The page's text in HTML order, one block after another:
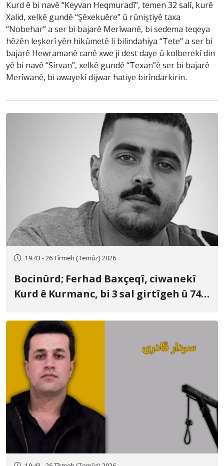
Kurd ê bi navê “Keyvan Heqmuradî”, temen 32 salî, kurê
Xalid, xelkê gundê “Şêxekuêre” û rûniştiyê taxa
“Nobehar” a ser bi bajarê Merîwanê, bi sedema teqeya
hêzên leşkerî yên hikûmetê li bilindahiya “Tete” a ser bi
bajarê Hewramanê canê xwe ji dest daye û kolberekî din
yê bi navê “Sîrvan”, xelkê gundê “Texan”ê ser bi bajarê
Merîwanê, bi awayekî dijwar hatiye birîndarkirin.
19:43 - 26 Tîrmeh (Temûz) 2026
Bocinûrd; Ferhad Baxçeqî, ciwanekî
Kurd ê Kurmanc, bi 3 sal girtîgeh û 74